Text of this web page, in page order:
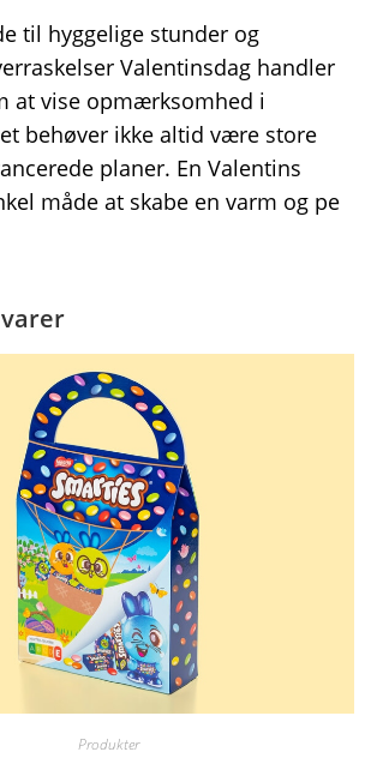
til hyggelige stunder og
Valentinsdag handler
at vise opmærksomhed i
behøver ikke altid være store
planer. En Valentins
måde at skabe en varm og pe
Produkter